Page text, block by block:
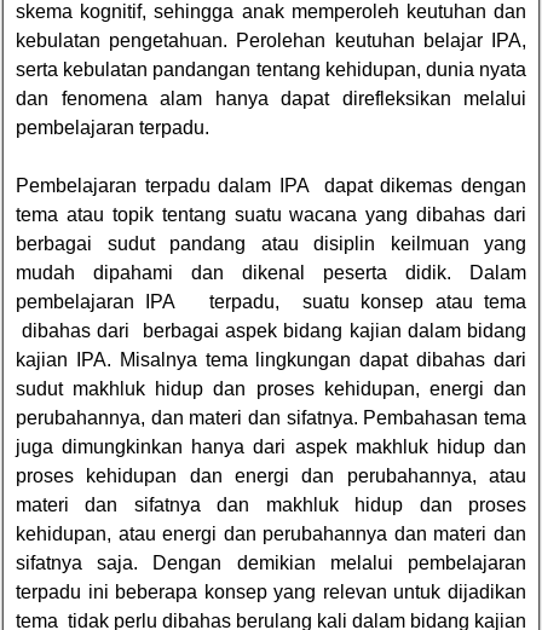
skema kognitif, sehingga anak memperoleh keutuhan dan
kebulatan pengetahuan. Perolehan keutuhan belajar IPA,
serta kebulatan pandangan tentang kehidupan, dunia nyata
dan fenomena alam hanya dapat direfleksikan melalui
pembelajaran terpadu.
Pembelajaran terpadu dalam IPA dapat dikemas dengan
tema atau topik tentang suatu wacana yang dibahas dari
berbagai sudut pandang atau disiplin keilmuan yang
mudah dipahami dan dikenal peserta didik. Dalam
pembelajaran IPA terpadu, suatu konsep atau tema
dibahas dari berbagai aspek bidang kajian dalam bidang
kajian IPA. Misalnya tema lingkungan dapat dibahas dari
sudut makhluk hidup dan proses kehidupan, energi dan
perubahannya, dan materi dan sifatnya. Pembahasan tema
juga dimungkinkan hanya dari aspek makhluk hidup dan
proses kehidupan dan energi dan perubahannya, atau
materi dan sifatnya dan makhluk hidup dan proses
kehidupan, atau energi dan perubahannya dan materi dan
sifatnya saja. Dengan demikian melalui pembelajaran
terpadu ini beberapa konsep yang relevan untuk dijadikan
tema tidak perlu dibahas berulang kali dalam bidang kajian